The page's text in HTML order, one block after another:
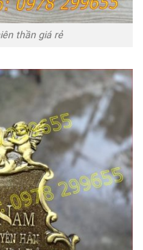
thần giá rẻ